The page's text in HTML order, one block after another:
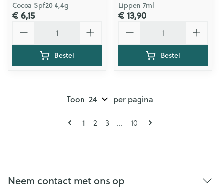
Cocoa Spf20 4,4g
€ 6,15
Bestel
Lippen 7ml
€ 13,90
Bestel
Pagina's
U lees momenteel pagina
1 Pagina
2 Pagina
3 ... Pagina
10
Toon per pagina
Neem contact met ons op